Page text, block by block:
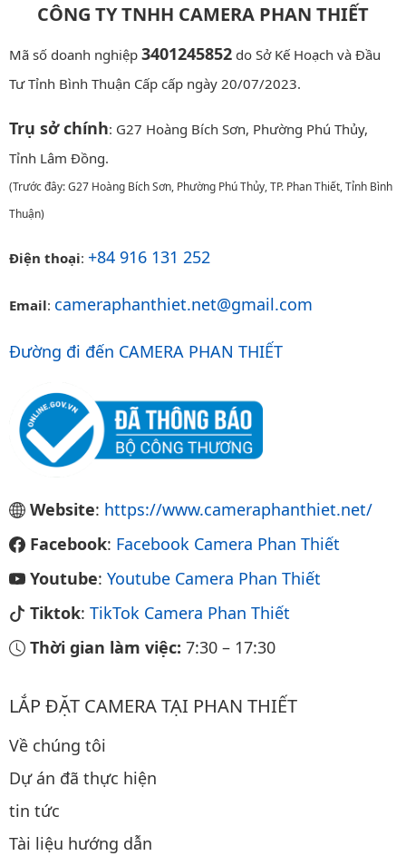
CÔNG TY TNHH CAMERA PHAN THIẾT
Mã số doanh nghiệp 3401245852 do Sở Kế Hoạch và Đầu
Tư Tỉnh Bình Thuận Cấp cấp ngày 20/07/2023.
Trụ sở chính: G27 Hoàng Bích Sơn, Phường Phú Thủy,
Tỉnh Lâm Đồng.
(Trước đây: G27 Hoàng Bích Sơn, Phường Phú Thủy, TP. Phan Thiết, Tỉnh Bình
Thuận)
Điện thoại: +84 916 131 252
Email: cameraphanthiet.net@gmail.com
Đường đi đến CAMERA PHAN THIẾT
Website: https://www.cameraphanthiet.net/
Facebook: Facebook Camera Phan Thiết
Youtube: Youtube Camera Phan Thiết
Tiktok: TikTok Camera Phan Thiết
Thời gian làm việc: 7:30 – 17:30
LẮP ĐẶT CAMERA TẠI PHAN THIẾT
Về chúng tôi
Dự án đã thực hiện
tin tức
Tài liệu hướng dẫn